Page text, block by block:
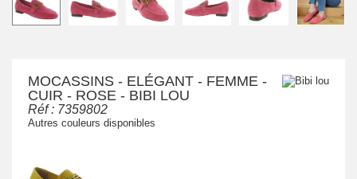
MOCASSINS - ELÉGANT - FEMME -
CUIR - ROSE - BIBI LOU
Réf : 7359802
Autres couleurs disponibles